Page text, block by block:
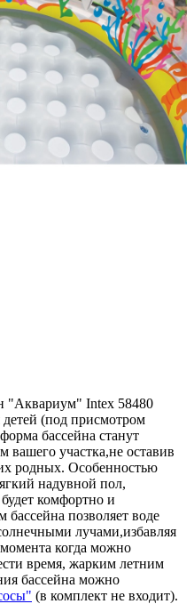
"Аквариум" Intex 58480
детей (под присмотром
бассейна станут
участка,не оставив
родных. Особенностью
надувной пол,
комфортно и
позволяет воде
лучами,избавляя
когда можно
время, жарким летним
бассейна можно
(в комплект не входит).